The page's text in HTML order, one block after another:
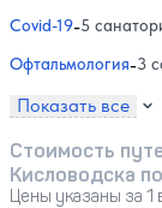
Covid-19-5
Офтальмология-3
Показать все
Стоимость
Кисловодска
Цены указаны за 1